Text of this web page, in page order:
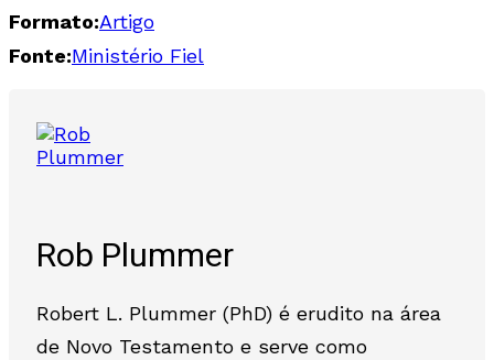
Formato:Artigo
Fonte:Ministério Fiel
Rob Plummer
Robert L. Plummer (PhD) é erudito na área
de Novo Testamento e serve como